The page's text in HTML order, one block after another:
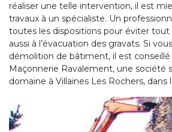
réaliser une telle intervention, il est
travaux à un spécialiste. Un
toutes les dispositions pour éviter
aussi à l’évacuation des gravats. Si
démolition de bâtiment, il est conseillé
Maçonnerie Ravalement, une société
domaine à Villaines Les Rochers, dans